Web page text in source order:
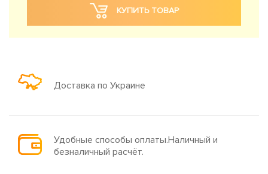
КУПИТЬ ТОВАР
Доставка по Украине
Удобные способы оплаты.Наличный и
безналичный расчёт.